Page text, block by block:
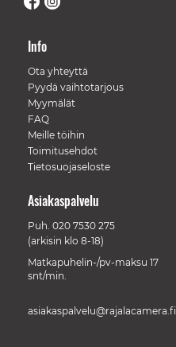
Info
Ota yhteyttä
Pyydä vaihtotarjous
Myymälät
FAQ
Meille töihin
Toimitusehdot
Tietosuojaseloste
Asiakaspalvelu
Puh. 020 7530 275
(arkisin klo 8-18)
Matkapuhelin-/pv-maksu 17
snt/min.
asiakaspalvelu@rajalacamera.fi